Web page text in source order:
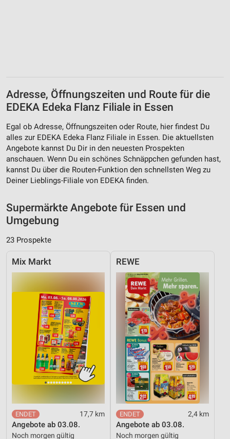
Adresse, Öffnungszeiten und Route für die
EDEKA Edeka Flanz Filiale in Essen
Egal ob Adresse, Öffnungszeiten oder Route, hier findest Du
alles zur EDEKA Edeka Flanz Filiale in Essen. Die aktuellsten
Angebote kannst Du Dir in den neuesten Prospekten
anschauen. Wenn Du ein schönes Schnäppchen gefunden hast,
kannst Du über die Routen-Funktion den schnellsten Weg zu
Deiner Lieblings-Filiale von EDEKA finden.
Supermärkte Angebote für Essen und
Umgebung
23 Prospekte
Mix Markt
17,7 km
Angebote ab 03.08.
Noch morgen gültig
REWE
2,4 km
Angebote ab 03.08.
Noch morgen gültig